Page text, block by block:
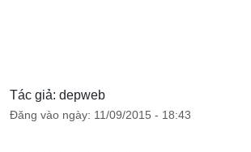
Tác giả: depweb
Đăng vào ngày: 11/09/2015 - 18:43